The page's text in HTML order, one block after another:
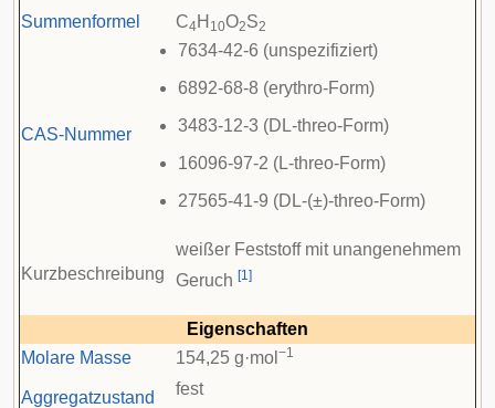
Summenformel C4H 10O2S2
CAS-Nummer
7634-42-6 (unspezifiziert)
6892-68-8 (erythro-Form)
3483-12-3 (DL-threo-Form)
16096-97-2 (L-threo-Form)
27565-41-9 (DL-(±)-threo-Form)
Kurzbeschreibung
weißer Feststoff mit unangenehmem
Geruch [1]
Eigenschaften
Molare Masse
154,25 g·mol −1
Aggregatzustand fest